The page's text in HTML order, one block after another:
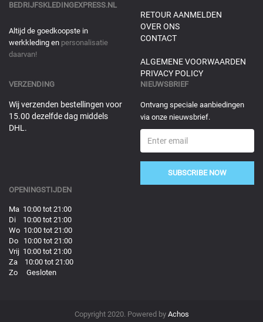
BEDRIJFSKLEDINGEXPRESS.NL
Altijd de goedkoopste in
werkkleding en personalisatie
daarvan!
RETOUR AANMELDEN
OVER ONS
CONTACT
ALGEMENE VOORWAARDEN
PRIVACY POLICY
VERZENDING
Wij verzenden bestellingen voor
15.00 dezelfde dag middels
DHL.
NIEUWSBRIEF
Ontvang speciale aanbiedingen
via onze nieuwsbrief.
SUBSCRIBE NOW
OPENINGSTIJDEN
Ma 10:00 tot 21:00
Di 10:00 tot 21:00
Wo 10:00 tot 21:00
Do 10:00 tot 21:00
Vrij 10:00 tot 21:00
Za 10:00 tot 21:00
Zo Gesloten
Copyright 2020. Powered by Achos